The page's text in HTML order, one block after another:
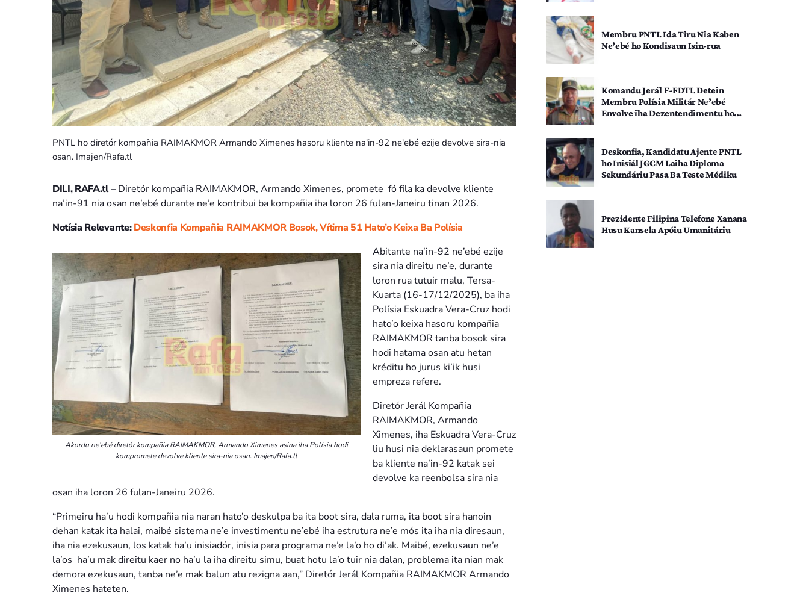
PNTL ho diretór kompañia RAIMAKMOR Armando Ximenes hasoru kliente na'in-92 ne'ebé ezije devolve sira-nia
osan. Imajen/Rafa.tl
DILI, RAFA.tl– Diretór kompañia RAIMAKMOR, Armando Ximenes, promete fó fila ka devolve kliente
na’in-91 nia osan ne’ebé durante ne’e kontribui ba kompañia iha loron 26 fulan-Janeiru tinan 2026.
Notísia Relevante:Deskonfia Kompañia RAIMAKMOR Bosok, Vítima 51 Hato’o Keixa Ba Polísia
Akordu ne’ebé diretór kompañia RAIMAKMOR, Armando Ximenes asina iha Polísia hodi
kompromete devolve kliente sira-nia osan. Imajen/Rafa.tl
Abitante na’in-92 ne’ebé ezije
sira nia direitu ne’e, durante
loron rua tutuir malu, Tersa-
Kuarta (16-17/12/2025), ba iha
Polísia Eskuadra Vera-Cruz hodi
hato’o keixa hasoru kompañia
RAIMAKMOR tanba bosok sira
hodi hatama osan atu hetan
kréditu ho jurus ki’ik husi
empreza refere.
Diretór Jerál Kompañia
RAIMAKMOR, Armando
Ximenes, iha Eskuadra Vera-Cruz
liu husi nia deklarasaun promete
ba kliente na’in-92 katak sei
devolve ka reenbolsa sira nia
osan iha loron 26 fulan-Janeiru 2026.
“Primeiru ha’u hodi kompañia nia naran hato’o deskulpa ba ita boot sira, dala ruma, ita boot sira hanoin
dehan katak ita halai, maibé sistema ne’e investimentu ne’ebé iha estrutura ne’e mós ita iha nia diresaun,
iha nia ezekusaun, los katak ha’u inisiadór, inisia para programa ne’e la’o ho di’ak. Maibé, ezekusaun ne’e
la’os ha’u mak direitu kaer no ha’u la iha direitu simu, buat hotu la’o tuir nia dalan, problema ita nian mak
demora ezekusaun, tanba ne’e mak balun atu rezigna aan,” Diretór Jerál Kompañia RAIMAKMOR Armando
Ximenes hateten.
Membru PNTL Ida Tiru Nia Kaben
Ne’ebé ho Kondisaun Isin-rua
Komandu Jerál F-FDTL Detein
Membru Polísia Militár Ne’ebé
Envolve iha Dezentendimentu ho
Deskonfia, Kandidatu Ajente PNTL
ho Inisiál JGCM Laiha Diploma
Sekundáriu Pasa Ba Teste Médiku
Prezidente Filipina Telefone Xanana
Husu Kansela Apóiu Umanitáriu